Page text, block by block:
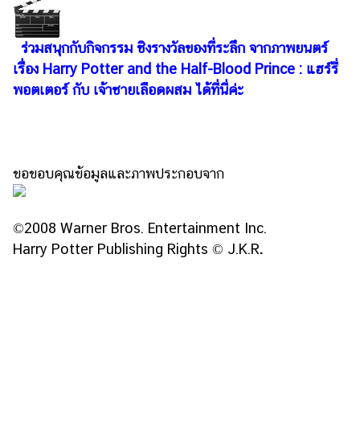
วา
ไร
ตี้
แต่งงาน
Infographic
ร่วมสนุกกับกิจกรรม ชิงรางวัลของที่ระลึก จากภาพยนตร์
เรื่อง Harry Potter and the Half-Blood Prince : แฮร์รี่
พอตเตอร์ กับ เจ้าชายเลือดผสม ได้ที่นี่ค่ะ
ขอขอบคุณข้อมูลและภาพประกอบจาก
©2008 Warner Bros. Entertainment Inc.
Harry Potter Publishing Rights © J.K.R.